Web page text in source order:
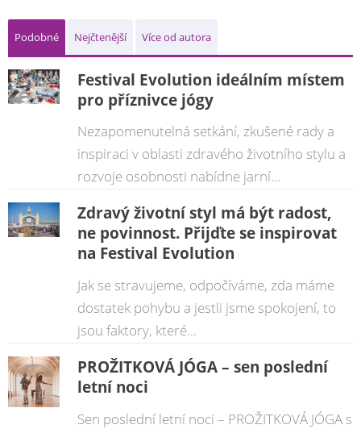
Podobné Nejčtenější Více od autora
Festival Evolution ideálním místem
pro příznivce jógy
Nezapomenutelná setkání, zkušené rady a
inspiraci v oblasti zdravého životního stylu a
rozvoje osobnosti nabídne jarní...
Zdravý životní styl má být radost,
ne povinnost. Přijďte se inspirovat
na Festival Evolution
Jak se stravujeme, odpočíváme, zda máme
dostatek pohybu a jestli jsme spokojení, to
jsou faktory, které...
PROŽITKOVÁ JÓGA – sen poslední
letní noci
Sen poslední letní noci – PROŽITKOVÁ JÓGA s